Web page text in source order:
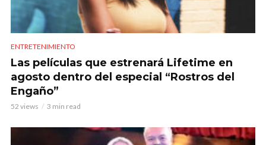
ENTRETENIMIENTO
Las películas que estrenará Lifetime en
agosto dentro del especial “Rostros del
Engaño”
52 views 3 min read